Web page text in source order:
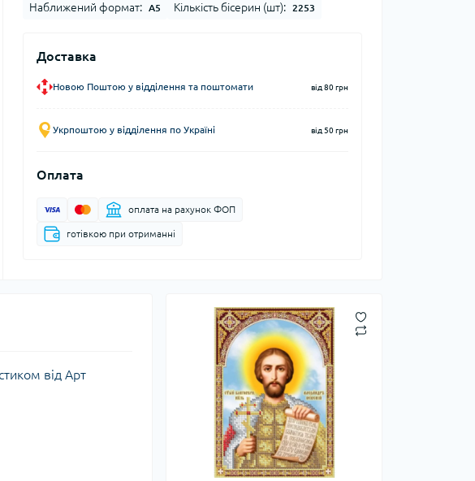
Наближений формат: А5 Кількість бісерин (шт): 2253
Доставка
Новою Поштою у відділення та поштомати від 80 грн
Укрпоштою у відділення по Україні від 50 грн
Оплата
оплата на рахунок ФОП
готівкою при отриманні
від Арт